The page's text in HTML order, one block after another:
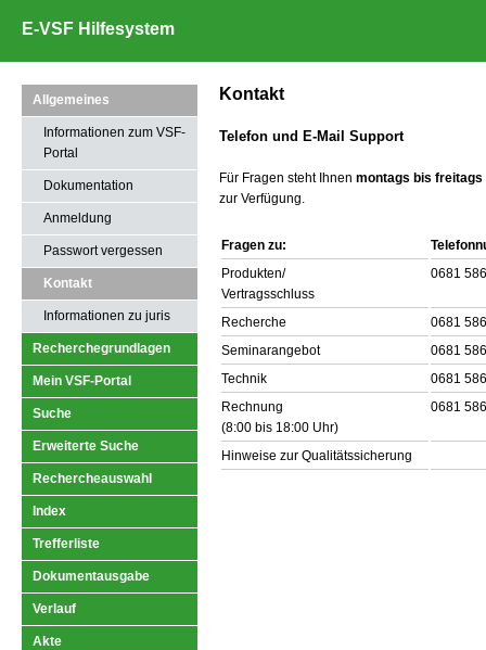
E-VSF Hilfesystem
Allgemeines
Informationen zum VSF-
Portal
Dokumentation
Anmeldung
Passwort vergessen
Kontakt
Informationen zu juris
Recherchegrundlagen
Mein VSF-Portal
Suche
Erweiterte Suche
Rechercheauswahl
Index
Trefferliste
Dokumentausgabe
Verlauf
Akte
Kontakt
Telefon und E-Mail Support
Für Fragen steht Ihnen montags bis freitags
zur Verfügung.
Fragen zu:
Produkten/
Vertragsschluss
0681
Recherche
0681
Seminarangebot
0681
Technik
0681
Rechnung
(8:00 bis 18:00 Uhr)
0681
Hinweise zur Qualitätssicherung